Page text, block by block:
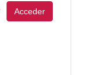
Acceder